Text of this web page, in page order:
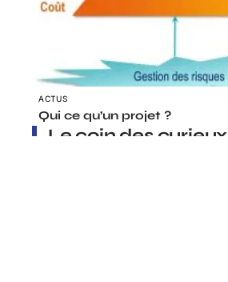
ACTUS
Qui ce qu’un projet ?
Le coin des curieux